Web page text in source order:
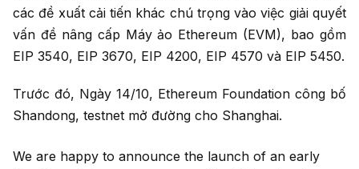
các đề xuất cải tiến khác chú trọng vào việc giải quyết
vấn đề nâng cấp Máy ảo Ethereum (EVM), bao gồm
EIP 3540, EIP 3670, EIP 4200, EIP 4570 và EIP 5450.
Trước đó, Ngày 14/10, Ethereum Foundation công bố
Shandong, testnet mở đường cho Shanghai.
We are happy to announce the launch of an early